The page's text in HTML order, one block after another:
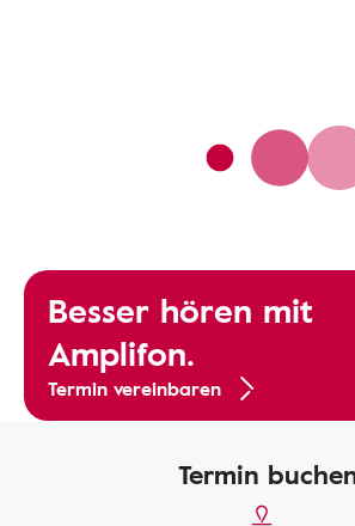
Besser hören mit
Amplifon.
Termin vereinbaren
Termin